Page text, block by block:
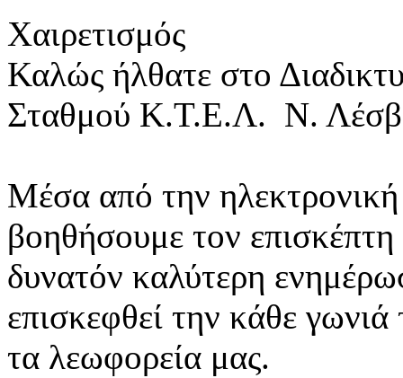
Χαιρετισμός
Καλώς ήλθατε στο
Σταθμού Κ.Τ.Ε.Λ. Ν.
Μέσα από την ηλεκτρονική
βοηθήσουμε τον
δυνατόν καλύτερη
επισκεφθεί την κάθε
τα λεωφορεία μας.